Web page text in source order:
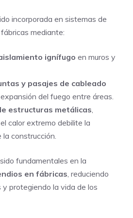
incorporada en sistemas de
mediante:
ignífugo en muros y
y pasajes de cableado
del fuego entre áreas.
estructuras metálicas
calor extremo debilite la
construcción.
fundamentales en la
en fábricas , reduciendo
protegiendo la vida de los